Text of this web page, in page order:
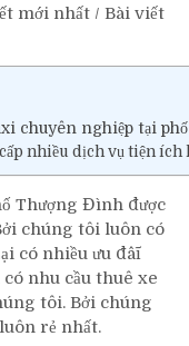
mới nhất / Bài viết
chuyên nghiệp tại
nhiều dịch vụ tiện
Thượng Đình được
chúng tôi luôn có
có nhiều ưu đâĩ
nhu cầu thuê xe
tôi. Bởi chúng
rẻ nhất.